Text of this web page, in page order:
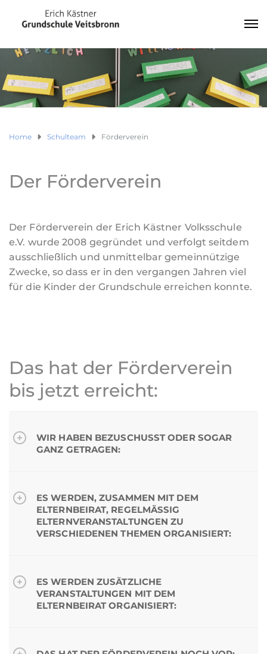
Home Schulteam Förderverein
Der Förderverein
Der Förderverein der Erich Kästner Volksschule
e.V. wurde 2008 gegründet und verfolgt seitdem
ausschließlich und unmittelbar gemeinnützige
Zwecke, so dass er in den vergangen Jahren viel
für die Kinder der Grundschule erreichen konnte.
Das hat der Förderverein
bis jetzt erreicht:
WIR HABEN BEZUSCHUSST ODER SOGAR
GANZ GETRAGEN:
ES WERDEN, ZUSAMMEN MIT DEM
ELTERNBEIRAT, REGELMÄSSIG E
LTERNVERANSTALTUNGEN ZU V
ERSCHIEDENEN THEMEN ORGANISIERT:
ES WERDEN ZUSÄTZLICHE
VERANSTALTUNGEN MIT DEM
ELTERNBEIRAT ORGANISIERT: